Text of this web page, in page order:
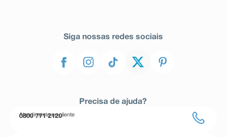
Siga nossas redes sociais
Precisa de ajuda?
Atendimento ao cliente
0800 771 2120